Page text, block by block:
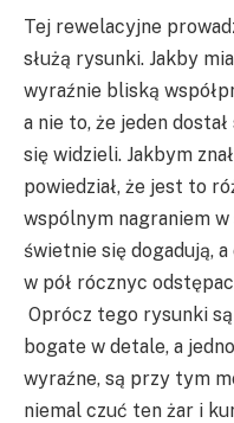
Tej rewelacyjne
służą rysunki. Jakby
wyraźnie bliską
a nie to, że jeden
się widzieli. Jakbym
powiedział, że jest to
wspólnym nagraniem
świetnie się dogadują,
w pół rócznyc
Oprócz tego rysunki
bogate w detale, a
wyraźne, są przy tym
niemal czuć ten żar i